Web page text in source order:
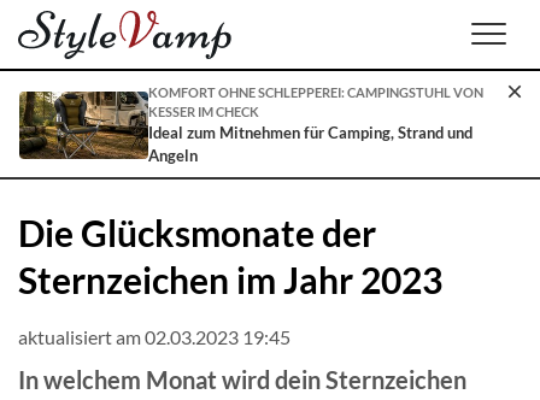
KOMFORT OHNE SCHLEPPEREI: CAMPINGSTUHL VON
KESSER IM CHECK
Ideal zum Mitnehmen für Camping, Strand und
Angeln
Die Glücksmonate der
Sternzeichen im Jahr 2023
aktualisiert am 02.03.2023 19:45
In welchem Monat wird dein Sternzeichen